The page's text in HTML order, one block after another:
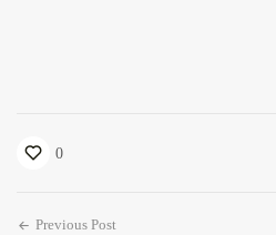
0
Previous Post